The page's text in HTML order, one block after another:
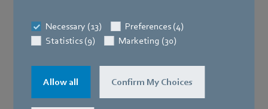
Necessary (13)
Preferences (4)
Statistics (9)
Marketing (30)
Allow all Confirm My Choices